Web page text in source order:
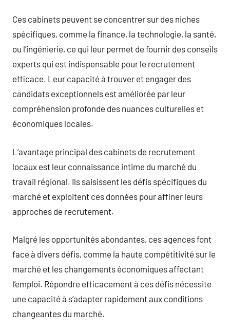
Ces cabinets peuvent se concentrer sur des niches
spécifiques, comme la finance, la technologie, la santé,
ou l’ingénierie, ce qui leur permet de fournir des conseils
experts qui est indispensable pour le recrutement
efficace. Leur capacité à trouver et engager des
candidats exceptionnels est améliorée par leur
compréhension profonde des nuances culturelles et
économiques locales.
L’avantage principal des cabinets de recrutement
locaux est leur connaissance intime du marché du
travail régional. Ils saisissent les défis spécifiques du
marché et exploitent ces données pour affiner leurs
approches de recrutement.
Malgré les opportunités abondantes, ces agences font
face à divers défis, comme la haute compétitivité sur le
marché et les changements économiques affectant
l’emploi. Répondre efficacement à ces défis nécessite
une capacité à s’adapter rapidement aux conditions
changeantes du marché.